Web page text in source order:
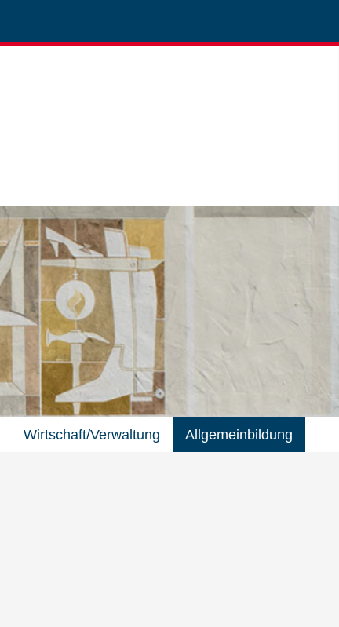
Wirtschaft/Verwaltung Allgemeinbildung